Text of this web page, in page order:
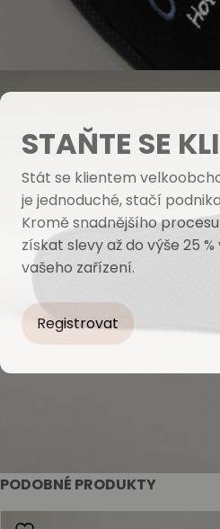
PODOBNÉ PRODUKTY
STAŇTE SE
Stát se klientem
je jednoduché, stačí
Kromě snadnějšího
získat slevy až do výše 25
vašeho zařízení.
Registrovat